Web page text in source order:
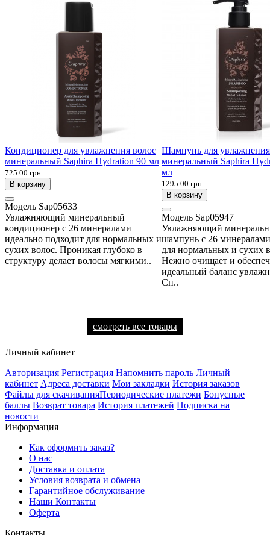
Кондиционер для увлажнения волос
минеральный Saphira Hydration 90 мл
725.00 грн.
В корзину
Модель Sap05633
Увлажняющий минеральный
кондиционер с 26 минералами
идеально подходит для нормальных и
сухих волос. Проникая глубоко в
структуру делает волосы мягкими..
Шампунь для
минеральный Saphira
мл
1295.00 грн.
В корзину
Модель Sap05947
Увлажняющий
шампунь с 26
для нормальных и сухих
Нежно очищает и
идеальный баланс
Сп..
смотреть все товары
Личный кабинет
Авторизация Регистрация Напомнить пароль Личный
кабинет Адреса доставки Мои закладки История заказов
Файлы для скачиванияПериодические платежи Бонусные
баллы Возврат товара История платежей Подписка на
новости
Информация
Как оформить заказ?
О нас
Доставка и оплата
Условия возврата и обмена
Гарантийное обслуживание
Наши Контакты
Оферта
Контакты